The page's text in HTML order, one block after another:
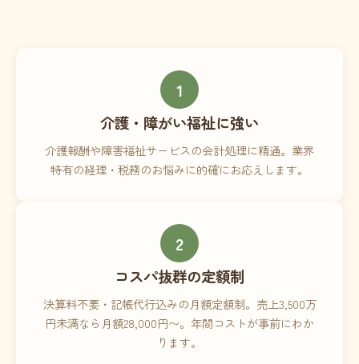
1
介護・障がい福祉に強い
介護報酬や障害福祉サービスの会計処理に精通。業界
特有の経理・税務のお悩みに的確にお応えします。
2
コスパ抜群の定額制
決算料不要・記帳代行込みの月額定額制。売上3,500万
円未満なら月額28,000円〜。年間コストが事前にわか
ります。